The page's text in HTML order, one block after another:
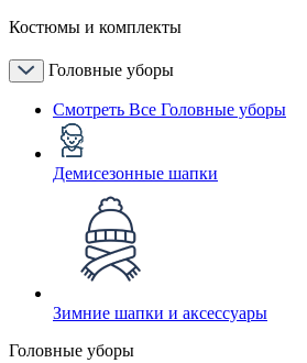
Костюмы и комплекты
Головные уборы
Смотреть Все Головные уборы
Демисезонные шапки
Зимние шапки и аксессуары
Головные уборы